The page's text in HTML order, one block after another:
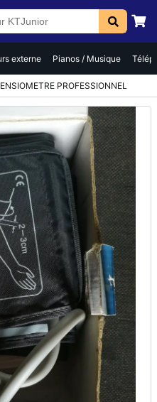
externe Pianos / Musique
PROFESSIONNEL